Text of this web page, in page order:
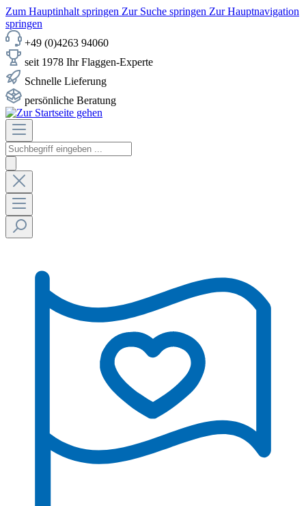
Zum Hauptinhalt springen Zur Suche springen Zur Hauptnavigation
springen
+49 (0)4263 94060
seit 1978 Ihr Flaggen-Experte
Schnelle Lieferung
persönliche Beratung